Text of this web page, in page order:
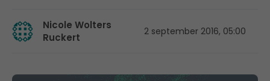
Nicole Wolters
Ruckert
2 september 2016, 05:00